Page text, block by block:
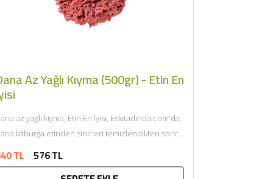
Az Yağlı Kıyma (500gr) - Etin En
az yağlı kıyma, Etin En İyisi, Eskitadinda.com'da.
kaburga etinden sinirleri temizlendikten sonra
TL 576 TL